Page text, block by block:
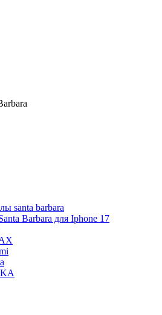
santa barbara
Barbara для Iphone 17